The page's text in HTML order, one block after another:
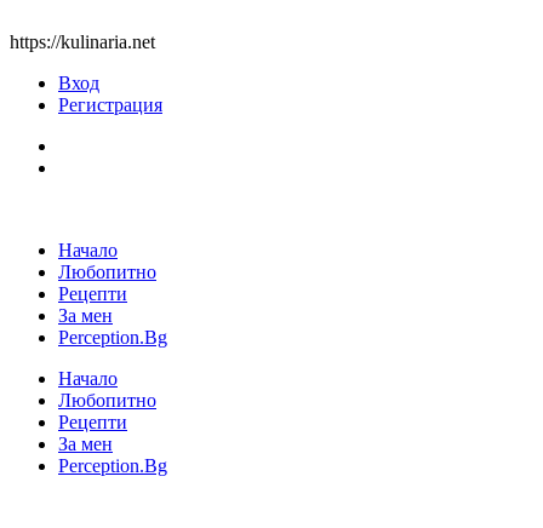
https://kulinaria.net
Вход
Регистрация
Начало
Любопитно
Рецепти
За мен
Perception.Bg
Начало
Любопитно
Рецепти
За мен
Perception.Bg